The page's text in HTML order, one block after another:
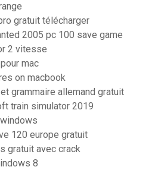
gratuit télécharger
2005 pc 100 save game
2 vitesse
mac
on macbook
grammaire allemand gratuit
train simulator 2019
120 europe gratuit
gratuit avec crack
8